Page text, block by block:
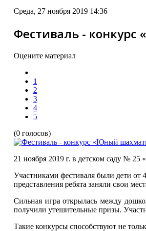
Среда, 27 ноября 2019 14:36
Фестиваль -
Оцените материал
1
2
3
4
5
(0 голосов)
21 ноября 2019 г. в детском саду №
Участниками фестиваля были дети от
представления ребята заняли свои
Сильная игра открылась между
получили утешительные призы.
Такие конкурсы способствуют не